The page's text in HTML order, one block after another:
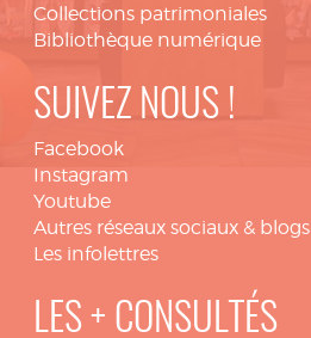
Collections patrimoniales
Bibliothèque numérique
SUIVEZ NOUS !
Facebook
Instagram
Youtube
Autres réseaux sociaux & blogs
Les infolettres
LES + CONSULTÉS